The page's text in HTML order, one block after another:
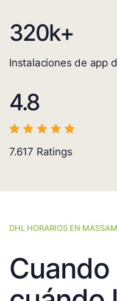
320k+
Instalaciones de app
4.8
7.617 Ratings
DHL HORARIOS EN